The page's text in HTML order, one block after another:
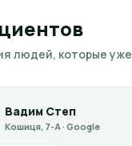
людей, которые
★★